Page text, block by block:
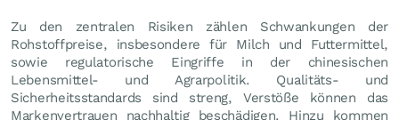
Zu den zentralen Risiken zählen Schwankungen der
Rohstoffpreise, insbesondere für Milch und Futtermittel,
sowie regulatorische Eingriffe in der chinesischen
Lebensmittel- und Agrarpolitik. Qualitäts- und
Sicherheitsstandards sind streng, Verstöße können das
Markenvertrauen nachhaltig beschädigen. Hinzu kommen